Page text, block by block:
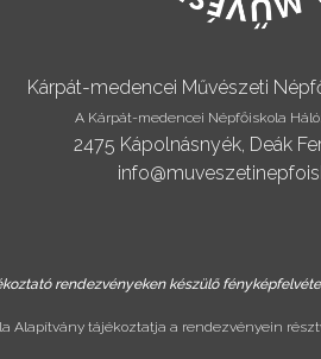
Kárpát-medencei Művészeti
A Kárpát-medencei Népfőiskola
2475 Kápolnásnyék, Deák
rendezvényeken készülő
Alapítvány tájékoztatja a rendezvényein